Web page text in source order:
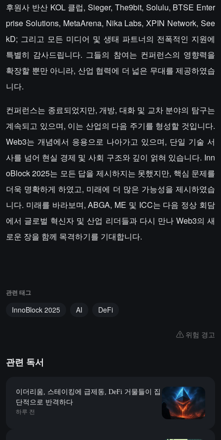
후원사 반산 KOL 클럽, Sieger, The9bit, Solulu, BTSE Enter
prise Solutions, MetaArena, Nika Labs, XPIN Network, See
kD; 그리고 모든 미디어 및 생태 파트너의 전폭적인 지원에
특별히 감사드립니다. 그들의 참여는 컨퍼런스의 영향력을
확장할 뿐만 아니라, 산업 협력에 더 넓은 무대를 제공하였습
니다.
컨퍼런스는 종료되었지만, 개방, 대화 및 교차 분야의 탐구는
계속되고 있으며, 이는 산업의 다음 주기를 형성할 것입니다.
Web3는 개념에서 응용으로 나아가고 있으며, 단일 기술 서
사를 넘어 현실 경제 및 사회 구조와 깊이 얽혀 있습니다. Inn
oBlock 2025는 모든 답을 제시하지는 못했지만, 핵심 문제를
더욱 명확하게 하였고, 미래에 더 많은 가능성을 제시하였습
니다. 미래를 바라보며, ABGA, ME 및 ICC는 다음 정상 회담
에서 글로벌 혁신자 및 산업 리더들과 다시 만나 Web3의 새
로운 장을 함께 목격하기를 기대합니다.
관련 태그
InnoBlock 2025 AI DeFi
위험 경고
관련 독서
이더리움, 스테이킹에 급제동, DeFi 거물들이 집
단적으로 반격하다
하루 전